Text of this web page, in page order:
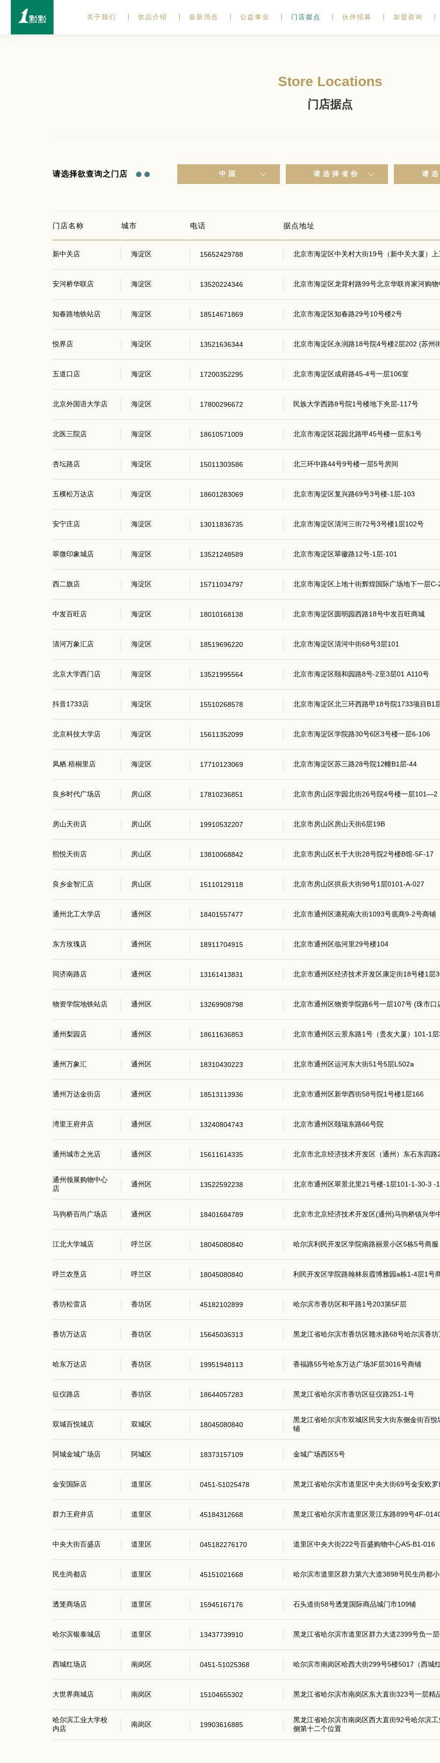
关于我们 饮品介绍 最新消息 公益事业 门店据点 伙伴招募 加盟咨询
Store Locations
门店据点
请选择欲查询之门店 中国 请选择省份 请
门店名称 城市 电话 据点地址
新中关店 海淀区 15652429788 北京市海淀区中关村大街19号（新中关大厦）
安河桥华联店 海淀区 13520224346 北京市海淀区龙背村路99号北京华联肖家河购
知春路地铁站店 海淀区 18514671869 北京市海淀区知春路29号10号楼2号
悦界店 海淀区 13521636344 北京市海淀区永润路18号院4号楼2层202 (苏州
五道口店 海淀区 17200352295 北京市海淀区成府路45-4号一层106室
北京外国语大学店 海淀区 17800296672 民族大学西路8号院1号楼地下夹层-117号
北医三院店 海淀区 18610571009 北京市海淀区花园北路甲45号楼一层东1号
杏坛路店 海淀区 15011303586 北三环中路44号9号楼一层5号房间
五棵松万达店 海淀区 18601283069 北京市海淀区复兴路69号3号楼-1层-103
安宁庄店 海淀区 13011836735 北京市海淀区清河三街72号3号楼1层102号
翠微印象城店 海淀区 13521248589 北京市海淀区翠徽路12号-1层-101
西二旗店 海淀区 15711034797 北京市海淀区上地十街辉煌国际广场地下一层C-
中发百旺店 海淀区 18010168138 北京市海淀区圆明园西路18号中发百旺商城
清河万象汇店 海淀区 18519696220 北京市海淀区清河中街68号3层101
北京大学西门店 海淀区 13521995564 北京市海淀区颐和园路8号-2至3层01 A110号
抖音1733店 海淀区 15510268578 北京市海淀区北三环西路甲18号院1733项目B1
北京科技大学店 海淀区 15611352099 北京市海淀区学院路30号6区3号楼一层6-106
凤栖.梧桐里店 海淀区 17710123069 北京市海淀区苏三路28号院12幢B1层-44
良乡时代广场店 房山区 17810236851 北京市房山区学园北街26号院4号楼一层101—2
房山天街店 房山区 19910532207 北京市房山区房山天街6层19B
熙悦天街店 房山区 13810068842 北京市房山区长于大街28号院2号楼B馆-5F-17
良乡金智汇店 房山区 15110129118 北京市房山区拱辰大街98号1层0101-A-027
通州北工大学店 通州区 18401557477 北京市通州区潞苑南大街1093号底商9-2号商铺
东方玫瑰店 通州区 18911704915 北京市通州区临河里29号楼104
同济南路店 通州区 13161413831 北京市通州区经济技术开发区康定街18号楼1层
物资学院地铁站店 通州区 13269908798 北京市通州区物资学院路6号一层107号 (珠市口
通州梨园店 通州区 18611636853 北京市通州区云景东路1号（贵友大厦）101-1
通州万象汇 通州区 18310430223 北京市通州区运河东大街51号5层L502a
通州万达金街店 通州区 18513113936 北京市通州区新华西街58号院1号楼1层166
湾里王府井店 通州区 13240804743 北京市通州区颐瑞东路66号院
通州城市之光店 通州区 15611614335 北京市北京经济技术开发区（通州）东石东四
通州领展购物中心
店
通州区 13522592238 北京市通州区翠景北里21号楼-1层101-1-30-3 -
马驹桥百尚广场店 通州区 18401684789 北京市北京经济技术开发区(通州)马驹桥镇兴华
江北大学城店 呼兰区 18045080840 哈尔滨利民开发区学院南路丽景小区5栋5号商服
呼兰农垦店 呼兰区 18045080840 利民开发区学院路翰林辰霞博雅园a栋1-4层1号
香坊松雷店 香坊区 45182102899 哈尔滨市香坊区和平路1号203第5F层
香坊万达店 香坊区 15645036313 黑龙江省哈尔滨市香坊区赣水路68号哈尔滨香
哈东万达店 香坊区 19951948113 香福路55号哈东万达广场3F层3016号商铺
征仪路店 香坊区 18644057283 黑龙江省哈尔滨市香坊区征仪路251-1号
双城百悦城店 双城区 18045080840
黑龙江省哈尔滨市双城区民安大街东侧金街百
铺
阿城金城广场店 阿城区 18373157109 金城广场西区5号
金安国际店 道里区 0451-51025478 黑龙江省哈尔滨市道里区中央大街69号金安欧
群力王府井店 道里区 45184312668 黑龙江省哈尔滨市道里区景江东路899号4F-
中央大街百盛店 道里区 045182276170 道里区中央大街222号百盛购物中心AS-B1-016
民生尚都店 道里区 45151021668 哈尔滨市道里区群力第六大道3898号民生尚都
透笼商场店 道里区 15945167176 石头道街58号透笼国际商品城门市109铺
哈尔滨银泰城店 道里区 13437739910 黑龙江省哈尔滨市道里区群力大道2399号负一
西城红场店 南岗区 0451-51025368 哈尔滨市南岗区哈西大街299号5楼5017（西城
大世界商城店 南岗区 15104655302 黑龙江省哈尔滨市南岗区东大直街323号一层精
哈尔滨工业大学校
内店
南岗区 19903616885
黑龙江省哈尔滨市南岗区西大直街92号哈尔滨
侧第十二个位置